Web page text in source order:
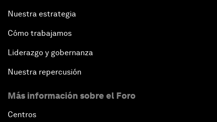
Nuestra estrategia
Cómo trabajamos
Liderazgo y gobernanza
Nuestra repercusión
Más información sobre el Foro
Centros